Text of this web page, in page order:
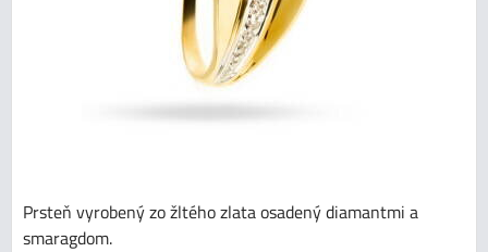
Prsteň vyrobený zo žltého zlata osadený diamantmi a
smaragdom.